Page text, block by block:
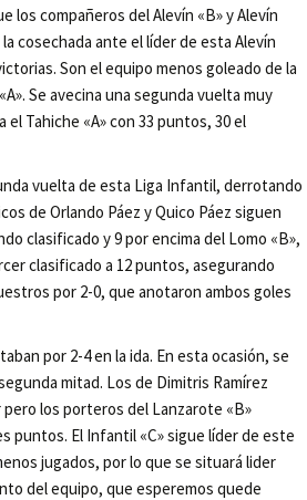
los compañeros del Alevín «B» y Alevín
cosechada ante el líder de esta Alevín
Son el equipo menos goleado de la
Se avecina una segunda vuelta muy
Tahiche «A» con 33 puntos, 30 el
vuelta de esta Liga Infantil, derrotando
de Orlando Páez y Quico Páez siguen
clasificado y 9 por encima del Lomo «B»,
clasificado a 12 puntos, asegurando
por 2-0, que anotaron ambos goles
por 2-4 en la ida. En esta ocasión, se
mitad. Los de Dimitris Ramírez
los porteros del Lanzarote «B»
puntos. El Infantil «C» sigue líder de este
jugados, por lo que se situará lider
del equipo, que esperemos quede